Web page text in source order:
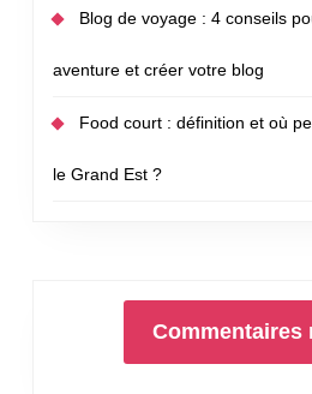
Blog de voyage : 4 conseils
aventure et créer votre blog
Food court : définition et où
le Grand Est ?
Commentaires